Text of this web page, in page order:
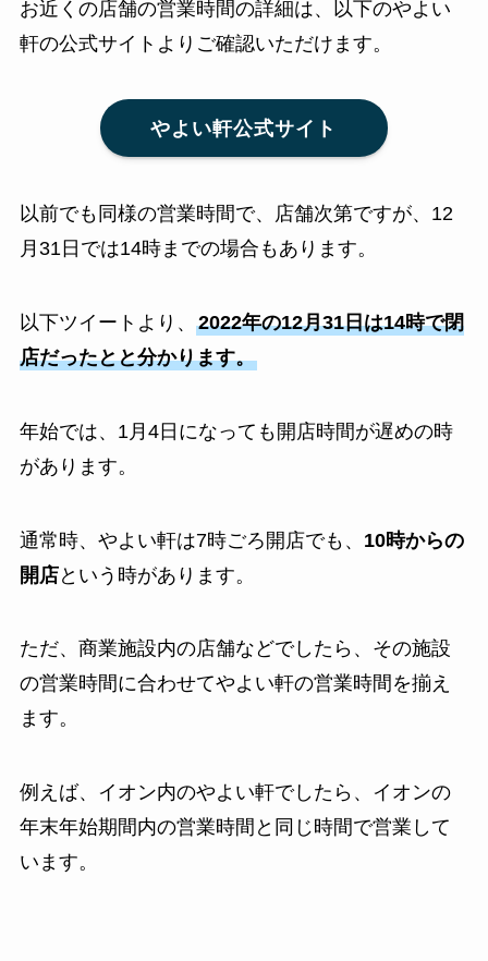
お近くの店舗の営業時間の詳細は、以下のやよい
軒の公式サイトよりご確認いただけます。
やよい軒公式サイト
以前でも同様の営業時間で、店舗次第ですが、12
月31日では14時までの場合もあります。
以下ツイートより、 2022年の12月31日は14時で閉
店だったとと分かります。
年始では、1月4日になっても開店時間が遅めの時
があります。
通常時、やよい軒は7時ごろ開店でも、 10時からの
開店という時があります。
ただ、商業施設内の店舗などでしたら、その施設
の営業時間に合わせてやよい軒の営業時間を揃え
ます。
例えば、イオン内のやよい軒でしたら、イオンの
年末年始期間内の営業時間と同じ時間で営業して
います。